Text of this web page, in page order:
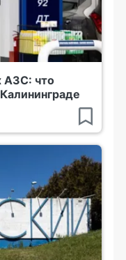
АЗС: что